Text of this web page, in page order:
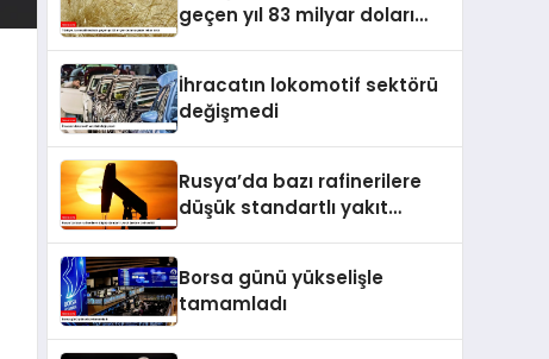
geçen yıl 83 milyar doları
İhracatın lokomotif sektörü
değişmedi
Rusya’da bazı rafinerilere
düşük standartlı yakıt
Borsa günü yükselişle
tamamladı